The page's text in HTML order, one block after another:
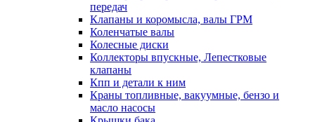
передач
Клапаны и коромысла, валы ГРМ
Коленчатые валы
Колесные диски
Коллекторы впускные, Лепестковые
клапаны
Кпп и детали к ним
Краны топливные, вакуумные, бензо и
масло насосы